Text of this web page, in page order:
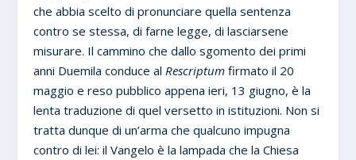
che abbia scelto di pronunciare quella sentenza
contro se stessa, di farne legge, di lasciarsene
misurare. Il cammino che dallo sgomento dei primi
anni Duemila conduce al Rescriptum firmato il 20
maggio e reso pubblico appena ieri, 13 giugno, è la
lenta traduzione di quel versetto in istituzioni. Non si
tratta dunque di un’arma che qualcuno impugna
contro di lei: il Vangelo è la lampada che la Chiesa